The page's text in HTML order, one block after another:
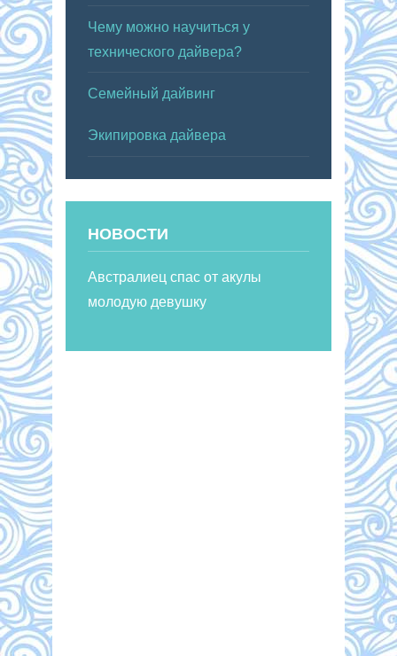
Чему можно научиться у
технического дайвера?
Семейный дайвинг
Экипировка дайвера
НОВОСТИ
Австралиец спас от акулы
молодую девушку